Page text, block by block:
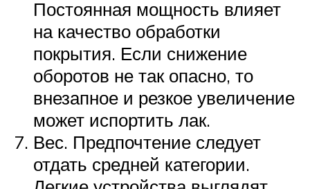
Постоянная мощность влияет
на качество обработки
покрытия. Если снижение
оборотов не так опасно, то
внезапное и резкое увеличение
может испортить лак.
Вес. Предпочтение следует
отдать средней категории.